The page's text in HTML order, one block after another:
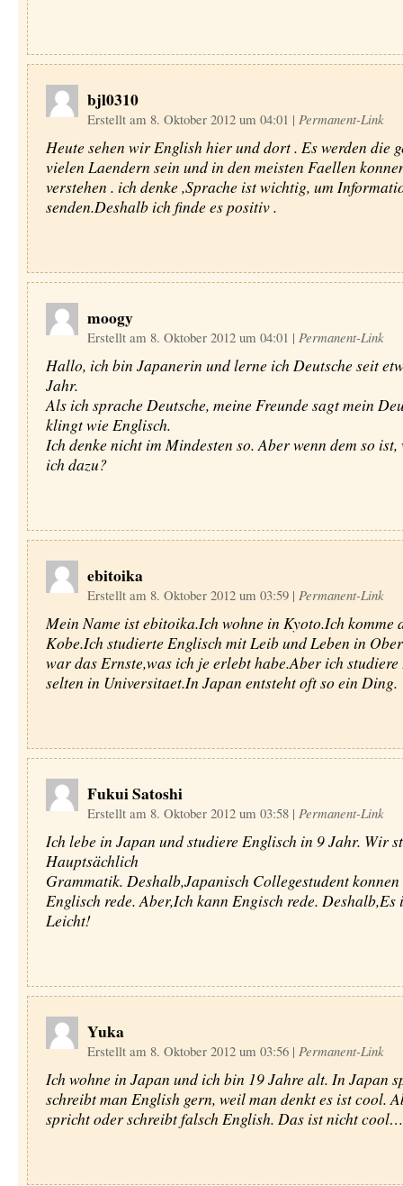
bjl0310
Erstellt am 8. Oktober 2012 um 04:01 | Permanent-Link
Heute sehen wir English hier und dort . Es werden die
vielen Laendern sein und in den meisten Faellen
verstehen . ich denke ,Sprache ist wichtig, um
senden.Deshalb ich finde es positiv .
moogy
Erstellt am 8. Oktober 2012 um 04:01 | Permanent-Link
Hallo, ich bin Japanerin und lerne ich Deutsche seit
Jahr.
Als ich sprache Deutsche, meine Freunde sagt mein
klingt wie Englisch.
Ich denke nicht im Mindesten so. Aber wenn dem so ist,
ich dazu?
ebitoika
Erstellt am 8. Oktober 2012 um 03:59 | Permanent-Link
Mein Name ist ebitoika.Ich wohne in Kyoto.Ich komme
Kobe.Ich studierte Englisch mit Leib und Leben in
war das Ernste,was ich je erlebt habe.Aber ich studiere
selten in Universitaet.In Japan entsteht oft so ein Ding.
Fukui Satoshi
Erstellt am 8. Oktober 2012 um 03:58 | Permanent-Link
Ich lebe in Japan und studiere Englisch in 9 Jahr. Wir
Hauptsächlich
Grammatik. Deshalb,Japanisch Collegestudent
Englisch rede. Aber,Ich kann Engisch rede. Deshalb,Es
Leicht!
Yuka
Erstellt am 8. Oktober 2012 um 03:56 | Permanent-Link
Ich wohne in Japan und ich bin 19 Jahre alt. In Japan
schreibt man English gern, weil man denkt es ist cool.
spricht oder schreibt falsch English. Das ist nicht cool…